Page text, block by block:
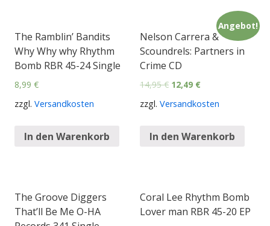
The Ramblin’ Bandits
Why Why why Rhythm
Bomb RBR 45-24 Single
8,99 €
zzgl. Versandkosten
In den Warenkorb
Angebot!
Nelson Carrera &
Scoundrels: Partners in
Crime CD
14,95€ 12,49 €
zzgl. Versandkosten
In den Warenkorb
The Groove Diggers
That’ll Be Me O-HA
Coral Lee Rhythm Bomb
Lover man RBR 45-20 EP